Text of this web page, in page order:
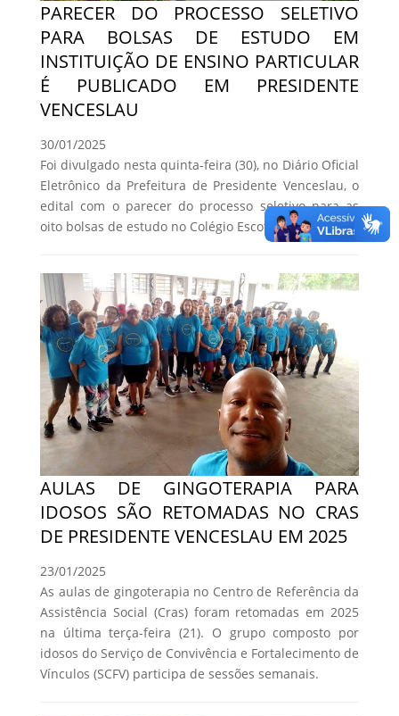
PARECER DO PROCESSO SELETIVO
PARA BOLSAS DE ESTUDO EM
INSTITUIÇÃO DE ENSINO PARTICULAR
É PUBLICADO EM PRESIDENTE
VENCESLAU
30/01/2025
Foi divulgado nesta quinta-feira (30), no Diário Oficial
Eletrônico da Prefeitura de Presidente Venceslau, o
edital com o parecer do processo seletivo para as
oito bolsas de estudo no Colégio Escoteco.
AULAS DE GINGOTERAPIA PARA
IDOSOS SÃO RETOMADAS NO CRAS
DE PRESIDENTE VENCESLAU EM 2025
23/01/2025
As aulas de gingoterapia no Centro de Referência da
Assistência Social (Cras) foram retomadas em 2025
na última terça-feira (21). O grupo composto por
idosos do Serviço de Convivência e Fortalecimento de
Vínculos (SCFV) participa de sessões semanais.